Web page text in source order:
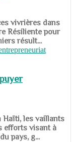
vivrières dans
Résiliente pour
résult...
Haïti, les vaillants
efforts visant à
pays, g...